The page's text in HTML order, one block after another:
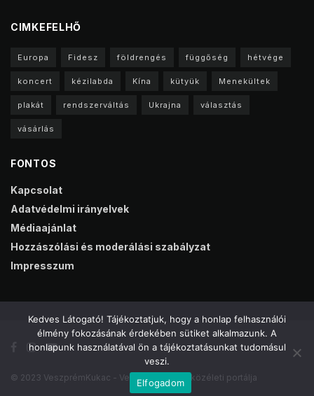
CIMKEFELHŐ
Europa Fidesz földrengés függőség hétvége
koncert kézilabda Kína kütyük Menekültek
plakát rendszerváltás Ukrajna választás
vásárlás
FONTOS
Kapcsolat
Adatvédelmi irányelvek
Médiaajánlat
Hozzászólási és moderálási szabályzat
Impresszum
© 2023 VeszprémKukac - Veszprém online közéleti portálja
Kedves Látogató! Tájékoztatjuk, hogy a honlap felhasználói
élmény fokozásának érdekében sütiket alkalmazunk. A
honlapunk használatával ön a tájékoztatásunkat tudomásul
veszi.
Elfogadom